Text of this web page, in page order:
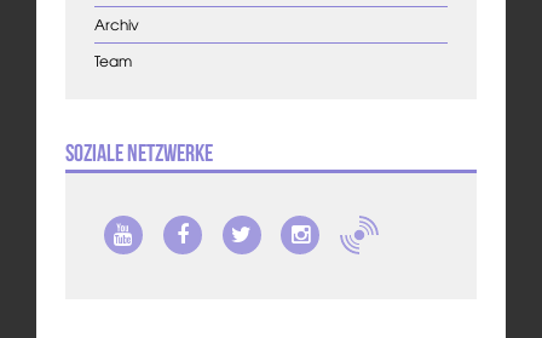
Archiv
Team
Soziale Netzwerke